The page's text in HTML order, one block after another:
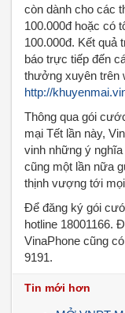
còn dành cho các
100.000đ hoặc có
100.000đ. Kết quả
báo trực tiếp đến
thưởng xuyên trên
http://
Thông qua gói
mại Tết lần này,
vinh những ý
cũng một lần nữa
thịnh vượng tới
Để đăng ký gói
hotline 18001166.
VinaPhone cũng
9191.
Tin mới hơn